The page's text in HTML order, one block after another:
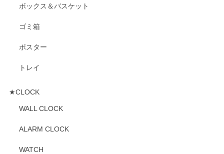
ボックス＆バスケット
ゴミ箱
ポスター
トレイ
★CLOCK
WALL CLOCK
ALARM CLOCK
WATCH